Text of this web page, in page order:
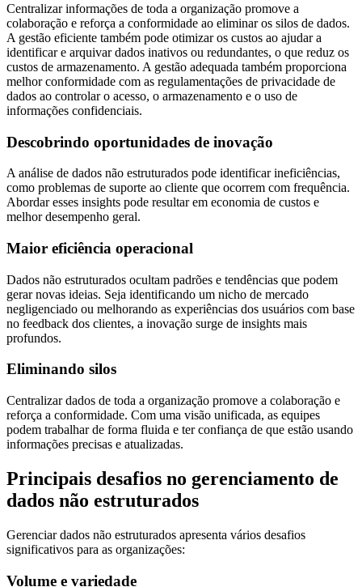
Centralizar informações de toda a organização promove a
colaboração e reforça a conformidade ao eliminar os silos de dados.
A gestão eficiente também pode otimizar os custos ao ajudar a
identificar e arquivar dados inativos ou redundantes, o que reduz os
custos de armazenamento. A gestão adequada também proporciona
melhor conformidade com as regulamentações de privacidade de
dados ao controlar o acesso, o armazenamento e o uso de
informações confidenciais.
Descobrindo oportunidades de inovação
A análise de dados não estruturados pode identificar ineficiências,
como problemas de suporte ao cliente que ocorrem com frequência.
Abordar esses insights pode resultar em economia de custos e
melhor desempenho geral.
Maior eficiência operacional
Dados não estruturados ocultam padrões e tendências que podem
gerar novas ideias. Seja identificando um nicho de mercado
negligenciado ou melhorando as experiências dos usuários com base
no feedback dos clientes, a inovação surge de insights mais
profundos.
Eliminando silos
Centralizar dados de toda a organização promove a colaboração e
reforça a conformidade. Com uma visão unificada, as equipes
podem trabalhar de forma fluida e ter confiança de que estão usando
informações precisas e atualizadas.
Principais desafios no gerenciamento de
dados não estruturados
Gerenciar dados não estruturados apresenta vários desafios
significativos para as organizações:
Volume e variedade